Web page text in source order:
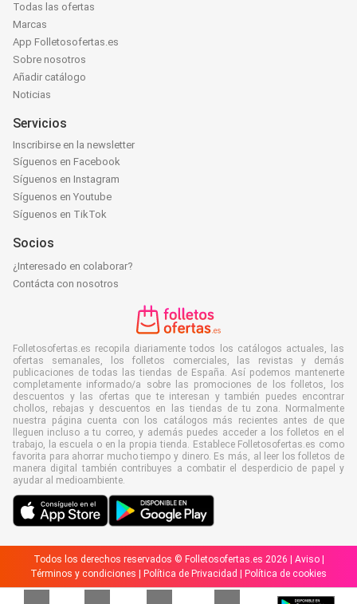
Todas las ofertas
Marcas
App Folletosofertas.es
Sobre nosotros
Añadir catálogo
Noticias
Servicios
Inscribirse en la newsletter
Síguenos en Facebook
Síguenos en Instagram
Síguenos en Youtube
Síguenos en TikTok
Socios
¿Interesado en colaborar?
Contácta con nosotros
Folletosofertas.es recopila diariamente todos los catálogos actuales, las
ofertas semanales, los folletos comerciales, las revistas y demás
publicaciones de todas las tiendas de España. Así podemos mantenerte
completamente informado/a sobre las promociones de los folletos, los
descuentos y las ofertas que te interesan y también puedes encontrar
chollos, rebajas y descuentos en las tiendas de tu zona. Normalmente
nuestra página cuenta con los catálogos más recientes antes de que
lleguen incluso a tu correo, y además puedes acceder a los folletos en el
trabajo, la escuela o en la propia tienda. Establece Folletosofertas.es como
favorita para ahorrar mucho tiempo y dinero. Es más, al leer los folletos de
manera digital también contribuyes a combatir el desperdicio de papel y
ayudar al medioambiente.
Todos los derechos reservados © Folletosofertas.es 2026 | Aviso|
Términos y condiciones
Política de Privacidad Política de cookies